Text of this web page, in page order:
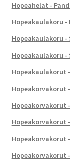
Hopeahelat -
Hopeakaulakoru -
Hopeakaulakoru -
Hopeakaulakoru -
Hopeakaulakorut
Hopeakorvakorut
Hopeakorvakorut
Hopeakorvakorut
Hopeakorvakorut
Hopeakorvakorut